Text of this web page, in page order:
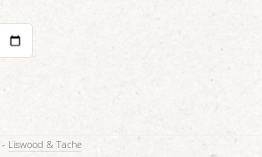
- Liswood & Tache